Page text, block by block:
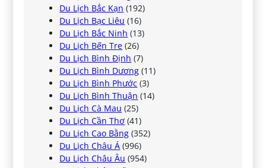
Du Lịch Bắc Kạn (192)
Du Lịch Bạc Liêu (16)
Du Lịch Bắc Ninh (13)
Du Lịch Bến Tre (26)
Du Lịch Bình Định (7)
Du Lịch Bình Dương (11)
Du Lịch Bình Phước (3)
Du Lịch Bình Thuận (14)
Du Lịch Cà Mau (25)
Du Lịch Cần Thơ (41)
Du Lịch Cao Bằng (352)
Du Lịch Châu Á (996)
Du Lịch Châu Âu (954)